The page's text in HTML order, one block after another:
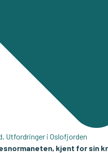
, Utfordringer i Oslofjorden
kjent for sin